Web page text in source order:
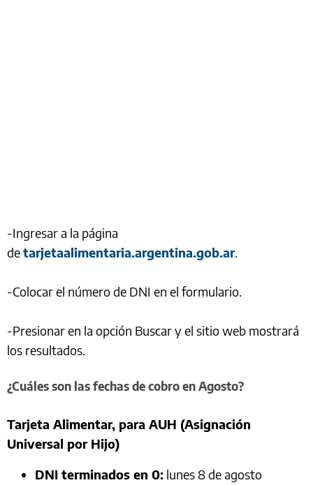
-Ingresar a la página
detarjetaalimentaria.argentina.gob.ar.
-Colocar el número de DNI en el formulario.
-Presionar en la opción Buscar y el sitio web mostrará
los resultados.
¿Cuáles son las fechas de cobro en Agosto?
Tarjeta Alimentar, para AUH (Asignación
Universal por Hijo)
DNI terminados en 0: lunes 8 de agosto